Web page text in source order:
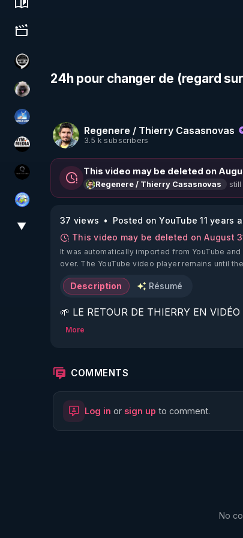
Science, history & spirituality
Culture, media & entertainment
Notre Réalité Est Falsifiée Et Fausse
Priscane
PAROLE LIBRE
HYM.MEDIA
La vérité
Tonton Posture Débrief
▼
24h pour changer de (regard
Regenere / Thierry Casasnovas
3.5 k subscribers
This video may be deleted on
Regenere / Thierry Casasnovas still
37 views
Posted on YouTube 11 years
This video may be deleted on August
It was automatically imported from YouTube
over. The YouTube video player remains until
Description Résumé
🌱 LE RETOUR DE THIERRY EN
🌱 LE MAGAZINE RÉGÉNÈRE
http://rgnr.li/ymag
More
COMMENTS
Log in or sign up to comment.
No